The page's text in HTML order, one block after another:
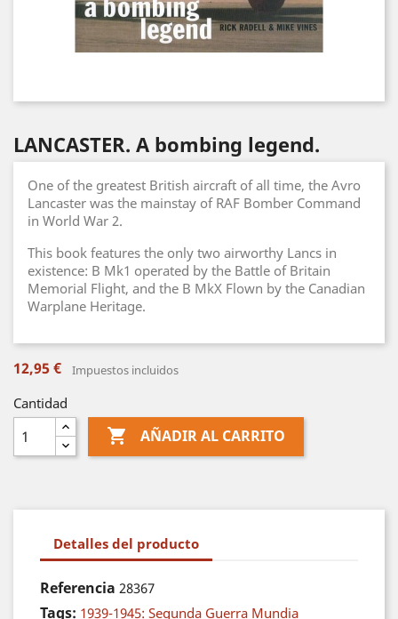
LANCASTER. A bombing legend.
One of the greatest British aircraft of all time, the Avro
Lancaster was the mainstay of RAF Bomber Command
in World War 2.
This book features the only two airworthy Lancs in
existence: B Mk1 operated by the Battle of Britain
Memorial Flight, and the B MkX Flown by the Canadian
Warplane Heritage.
12,95 € Impuestos incluidos
Cantidad
 AÑADIR AL CARRITO
Detalles del producto
Referencia 28367
Tags: 1939-1945: Segunda Guerra Mundia